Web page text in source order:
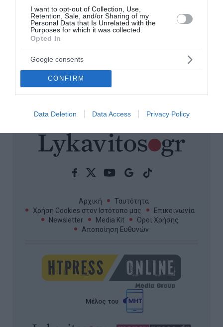
I want to opt-out of Collection, Use,
Retention, Sale, and/or Sharing of my
Personal Data that Is Unrelated with the
Purposes for which it was collected.
Opted In
Google consents
CONFIRM
Data Deletion Data Access Privacy Policy
Μοτζταμπά Χαμενεΐ: Στη δημοσιότητα το πρώτο βίντεο
που δείχνει ζωντανό τον Ανώτατο Ηγέτη του Ιράν
Σκέρτσος: «Στατιστική παγίδα» το ότι 7 στους 10 έχουν
Passengers Leave Attica Ports
Αρχική
Ταυτότητα
Χρήση Cookies στον Ιστότοπο μας
Επικοινωνία
Newsletter
Media Kit
Όροι Χρήσης
Αποποίηση Ευθυνών
Μέλος του